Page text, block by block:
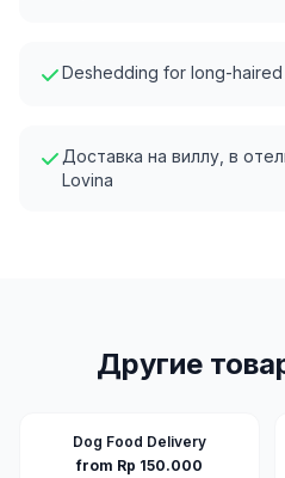
Deshedding for long-
Доставка на виллу, в
Lovina
Другие
Dog Food Delivery
from Rp 150.000